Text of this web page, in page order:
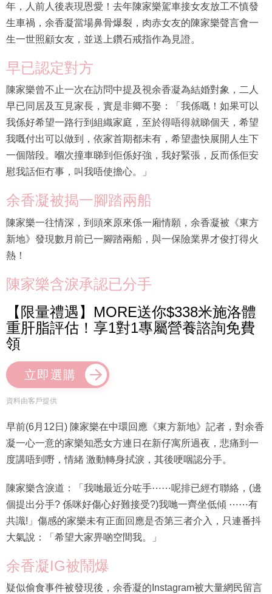
年，人前人後表現恩愛！去年陳家樂駕車接女友放工不慎發
生車禍，余香凝當場鼻骨爆裂，肉赤女友的陳家樂聲言會一
生一世照顧女友，並送上鑽石戒指作為見證。
早已認定對方
陳家樂曾不止一次在訪問中提及視余香凝為結婚對象，二人
早已同居及互見家長，實是非卿不娶：「我係嘅！如果可以
我係好希望一路行到組織家庭，至於得唔得就睇個天，希望
我嘅付出可以做到，依家首期都未有，希望盡快展開人生下
一個階段。嗰次撞車睇到佢係好強，我好緊張，反而係佢安
慰我話佢冇事，叫我唔使擔心。」
余香凝被揭一腳踏兩船
陳家樂一往情深，到頭來原來係一廂情願，余香凝被《東方
新地》發現數月前已一腳踏兩船，與一保險業界才俊打得火
熱！
陳家樂含淚承認已分手
【限量禮遇】MORE送你$338米施洛體
重肝脂評估！享1對1專屬營養諮詢免費
領
立即選購
資料由客戶提供
早前(6月12日) 陳家樂在中環回應《東方新地》記者，對余香
凝一心一意的家樂知悉女方連日在新仔寓所過夜，悲痛到一
度講唔到嘢，情緒 激動轉身拭淚，其後哽咽認分手。
陳家樂含淚道：「我哋最近分咗手⋯⋯呢排已經冇聯絡，(邊
個提出分手? 係咪好傷心好難接受?)我哋一齊坐低傾 ⋯⋯有
共識!」傷感的家樂未有正面回應是否第三者介入，只連番抖
大氣說：「希望大家畀啲空間我。」
余香凝IG被鬧爆
疑似偷食事件被發現後，余香凝的Instagram被大量網民留言